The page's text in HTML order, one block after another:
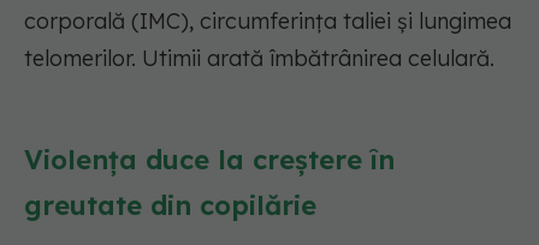
corporală (IMC), circumferința taliei și lungimea
telomerilor. Utimii arată îmbătrânirea celulară.
Violența duce la creștere în
greutate din copilărie